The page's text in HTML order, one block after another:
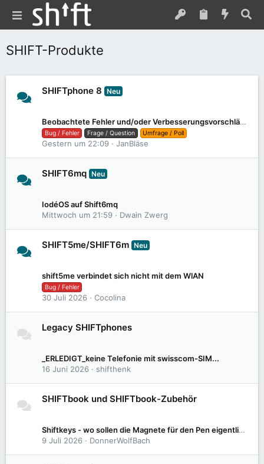
SHIFT-Produkte
SHIFTphone 8 Neu
Beobachtete Fehler und/oder Verbesserungsvorschläge, zum 8.1
Bug / Fehler Frage / Question Umfrage / Poll
Gestern um 22:09 JanBläse
SHIFT6mq Neu
IodéOS auf Shift6mq
Mittwoch um 21:59
Dwain Zwerg
SHIFT5me/SHIFT6m Neu
shift5me verbindet sich nicht mit dem WlAN
Bug / Fehler
30 Juli 2026 Cocolina
Legacy SHIFTphones
_ERLEDIGT_keine Telefonie mit swisscom-SIM...
16 Juni 2026
shifthenk
SHIFTbook und SHIFTbook-Zubehör
Shiftkeys - wo sollen die Magnete für den Pen eigentlich sein?
9 Juli 2026
DonnerWolfBach